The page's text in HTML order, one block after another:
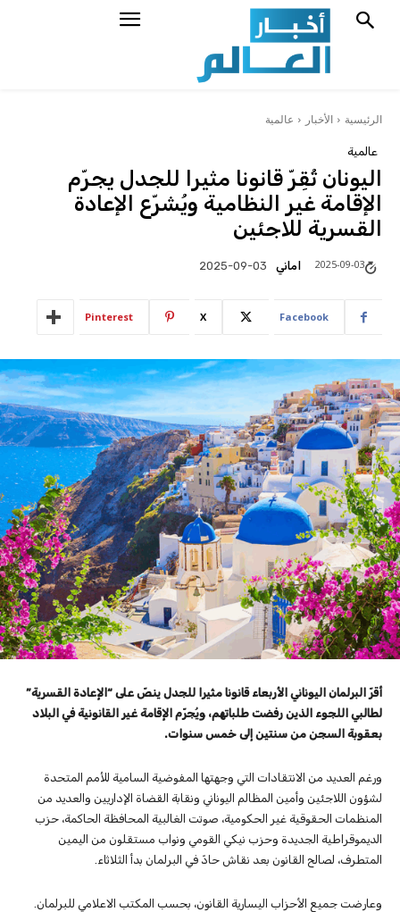
الرئيسية الأخبار عالمية
عالمية
اليونان تُقِرّ قانونا مثيرا للجدل يجرّم
الإقامة غير النظامية ويُشرّع الإعادة
القسرية للاجئين
اماني 2025-09-03 2025-09-03
Facebook
X
Pinterest
أقرّ البرلمان اليوناني الأربعاء قانونا مثيرا للجدل ينصّ على “الإعادة القسرية”
لطالبي اللجوء الذين رفضت طلباتهم، ويُجرّم الإقامة غير القانونية في البلاد
بعقوبة السجن من سنتين إلى خمس سنوات.
ورغم العديد من الانتقادات التي وجهتها المفوضية السامية للأمم المتحدة
لشؤون اللاجئين وأمين المظالم اليوناني ونقابة القضاة الإداريين والعديد من
المنظمات الحقوقية غير الحكومية، صوتت الغالبية المحافظة الحاكمة، حزب
الديموقراطية الجديدة وحزب نيكي القومي ونواب مستقلون من اليمين
المتطرف، لصالح القانون بعد نقاش حادّ في البرلمان بدأ الثلاثاء.
وعارضت جميع الأحزاب اليسارية القانون، بحسب المكتب الاعلامي للبرلمان.